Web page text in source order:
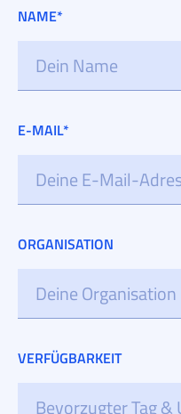
NAME*
E-MAIL*
ORGANISATION
VERFÜGBARKEIT